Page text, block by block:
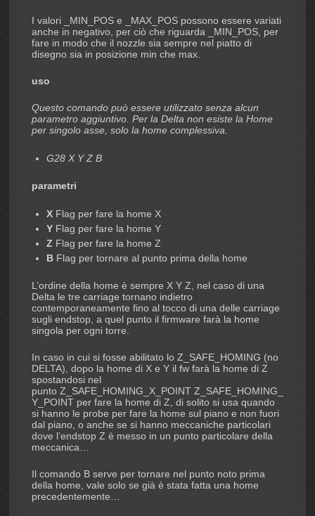
I valori _MIN_POS e _MAX_POS possono essere variati
anche in negativo, per ciò che riguarda _MIN_POS, per
fare in modo che il nozzle sia sempre nel piatto di
disegno sia in posizione min che max.
uso
Questo comando può essere utilizzato senza alcun
parametro aggiuntivo. Per la Delta non esiste la Home
per singolo asse, solo la home complessiva.
G28 X Y Z B
parametri
X Flag per fare la home X
Y Flag per fare la home Y
Z Flag per fare la home Z
B Flag per tornare al punto prima della home
L’ordine della home è sempre X Y Z, nel caso di una
Delta le tre carriage tornano indietro
contemporaneamente fino al tocco di una delle carriage
sugli endstop, a quel punto il firmware farà la home
singola per ogni torre.
In caso in cui si fosse abilitato lo Z_SAFE_HOMING (no
DELTA), dopo la home di X e Y il fw farà la home di Z
spostandosi nel
punto Z_SAFE_HOMING_X_POINT Z_SAFE_HOMING_
Y_POINT per fare la home di Z, di solito si usa quando
si hanno le probe per fare la home sul piano e non fuori
dal piano, o anche se si hanno meccaniche particolari
dove l’endstop Z è messo in un punto particolare della
meccanica…
Il comando B serve per tornare nel punto noto prima
della home, vale solo se già è stata fatta una home
precedentemente…